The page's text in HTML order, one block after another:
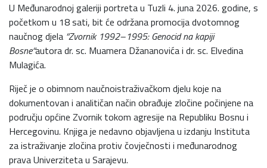
U Međunarodnoj galeriji portreta u Tuzli 4. juna 2026. godine, s
početkom u 18 sati, bit će održana promocija dvotomnog
naučnog djela “Zvornik 1992–1995: Genocid na kapiji
Bosne“autora dr. sc. Muamera Džananovića i dr. sc. Elvedina
Mulagića.
Riječ je o obimnom naučnoistraživačkom djelu koje na
dokumentovan i analitičan način obrađuje zločine počinjene na
području općine Zvornik tokom agresije na Republiku Bosnu i
Hercegovinu. Knjiga je nedavno objavljena u izdanju Instituta
za istraživanje zločina protiv čovječnosti i međunarodnog
prava Univerziteta u Sarajevu.